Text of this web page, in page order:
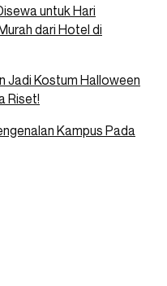
untuk Hari
dari Hotel di
Jadi Kostum Halloween
Riset!
Kampus Pada